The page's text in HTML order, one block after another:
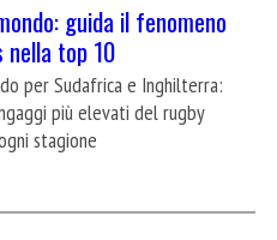
guida il fenomeno
top 10
per Sudafrica e Inghilterra:
più elevati del rugby
stagione